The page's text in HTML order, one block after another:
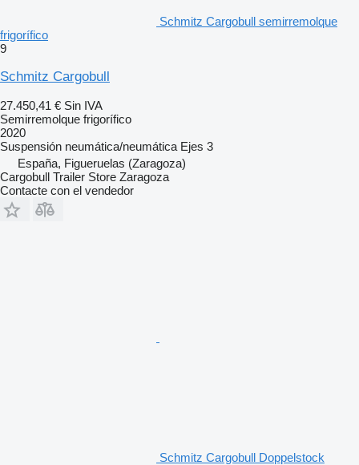
Schmitz Cargobull semirremolque
frigorífico
9
Schmitz Cargobull
27.450,41 € Sin IVA
Semirremolque frigorífico
2020
Suspensión neumática/neumática Ejes 3
España, Figueruelas (Zaragoza)
Cargobull Trailer Store Zaragoza
Contacte con el vendedor
Schmitz Cargobull Doppelstock